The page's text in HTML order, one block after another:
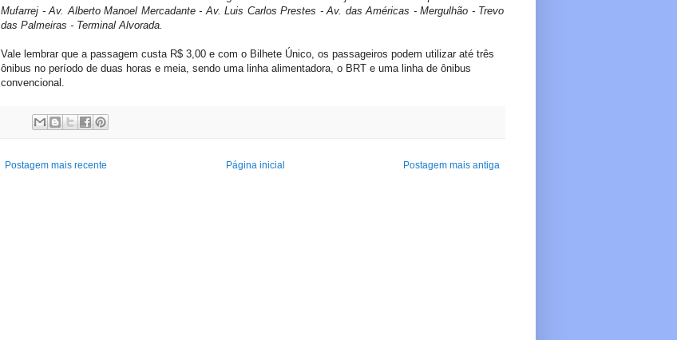
Mufarrej - Av. Alberto Manoel Mercadante - Av. Luis Carlos Prestes - Av. das Américas - Mergulhão - Trevo
das Palmeiras - Terminal Alvorada.
Vale lembrar que a passagem custa R$ 3,00 e com o Bilhete Único, os passageiros podem utilizar até três
ônibus no período de duas horas e meia, sendo uma linha alimentadora, o BRT e uma linha de ônibus
convencional.
Postagem mais recente Postagem mais antiga
Página inicial